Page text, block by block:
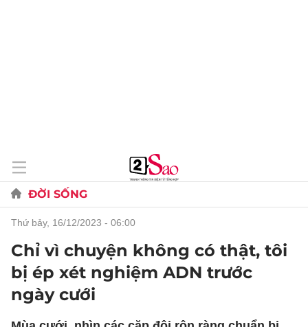
ĐỜI SỐNG
thứ bảy, 16/12/2023 - 06:00
Chỉ vì chuyện không có thật, tôi
bị ép xét nghiệm ADN trước
ngày cưới